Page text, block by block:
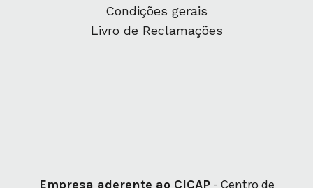
Condições gerais
Livro de Reclamações
Empresa aderente ao CICAP - Centro de